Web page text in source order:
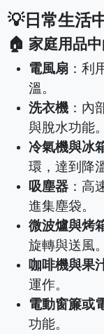
💡日常生活
🏠 家庭用品
電風扇 ：利
溫。
洗衣機 ：內
與脫水功能。
冷氣機與冰
環，達到降
吸塵器 ：高
進集塵袋。
微波爐與烤
旋轉與送風。
咖啡機與果
運作。
電動窗簾或
功能。